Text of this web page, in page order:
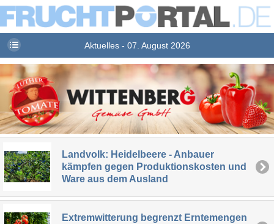
Aktuelles - 07. August 2026
Landvolk: Heidelbeere - Anbauer
kämpfen gegen Produktionskosten und
Ware aus dem Ausland
Extremwitterung begrenzt Erntemengen